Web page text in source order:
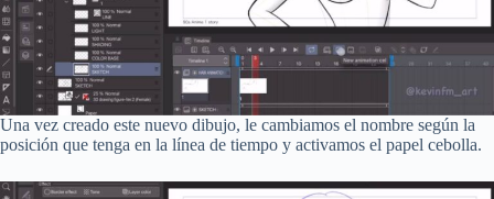
Una vez creado este nuevo dibujo, le cambiamos el nombre según la
posición que tenga en la línea de tiempo y activamos el papel cebolla.